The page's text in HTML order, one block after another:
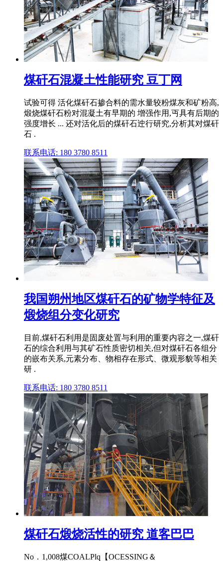
煤矸石混凝土性能研究 豆丁网
试验可得 活化煤矸石掺合料的需水量较粉煤灰和矿粉高,
煅烧煤矸石粉对混凝土有早期的 增强作用,丏具有后期的
强度增长 ... 还对活化后的煤矸石迚行研究,分析其对煤矸
石 .
联系电话: 180 3780 8511
我国朔州地区煤矸石的矿物学特征及
煅烧组分变化研究
目前,煤矸石利用是固废处置与利用的重要内容之一,煤矸
石的综合利用与其矿石性质密切相关,但对煤矸石各组分
的嵌布关系,元素分布、物相存在形式、微观形貌等相关
研 .
联系电话: 180 3780 8511
煤矸石煅烧活性的研究 道客巴巴
No．1,008煤COALPlq【OCESSING＆